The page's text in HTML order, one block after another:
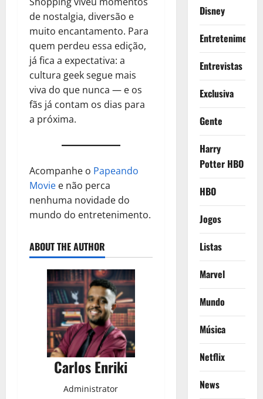
de nostalgia, diversão e
muito encantamento. Para
quem perdeu essa edição,
já fica a expectativa: a
cultura geek segue mais
viva do que nunca — e os
fãs já contam os dias para
a próxima.
Acompanhe o Papeando
Movie e não perca
nenhuma novidade do
mundo do entretenimento.
ABOUT THE AUTHOR
Carlos Enriki
Administrator
Disney
Entretenimento
Entrevistas
Exclusiva
Gente
Harry
Potter HBO
HBO
Jogos
Listas
Marvel
Mundo
Música
Netflix
News